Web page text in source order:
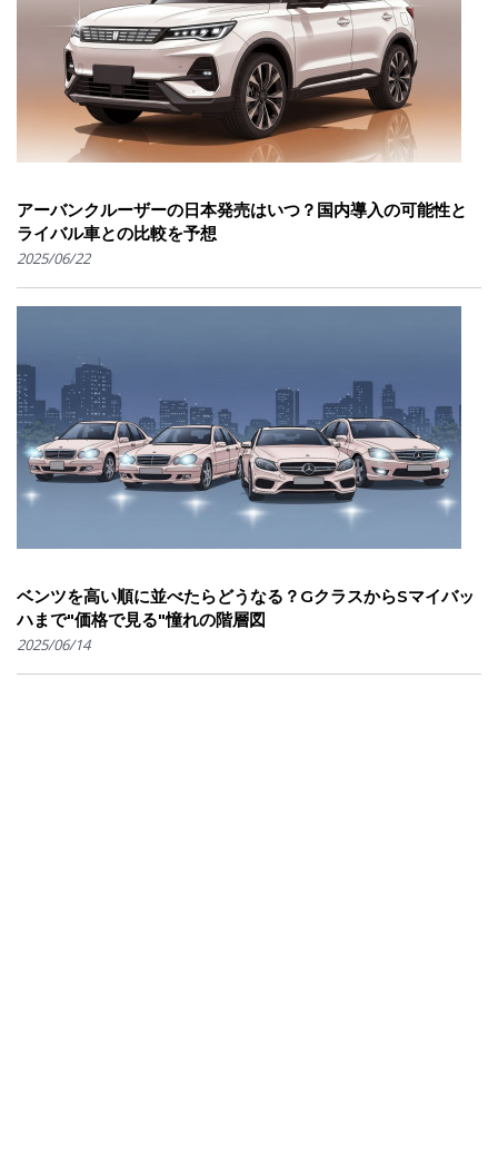
アーバンクルーザーの日本発売はいつ？国内導入の可能性と
ライバル車との比較を予想
2025/06/22
ベンツを高い順に並べたらどうなる？GクラスからSマイバッ
ハまで"価格で見る"憧れの階層図
2025/06/14